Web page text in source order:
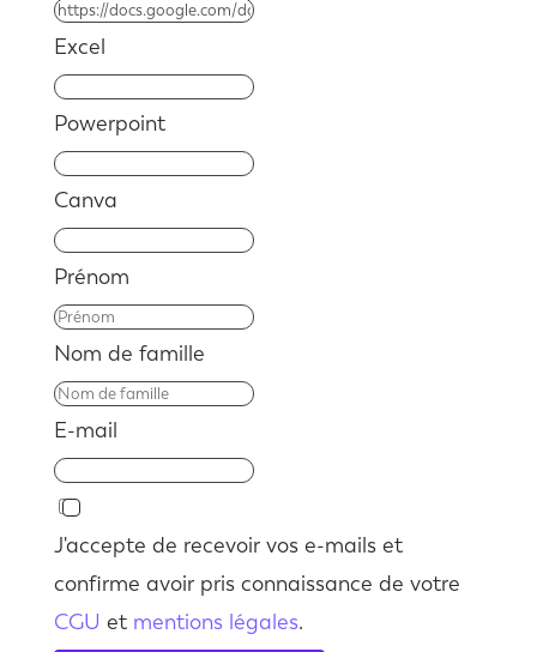
Excel
Powerpoint
Canva
Prénom
Nom de famille
E-mail
J'accepte de recevoir vos e-mails et
confirme avoir pris connaissance de votre
CGU et mentions légales.